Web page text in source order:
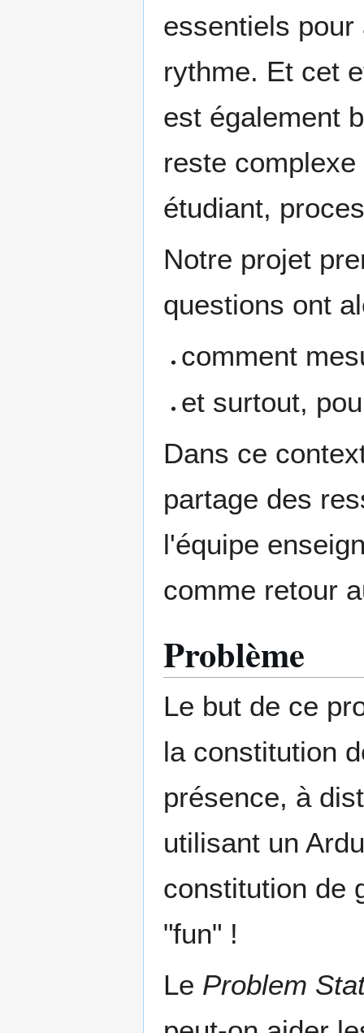
essentiels
rythme. Et cet
est également
reste
étudiant,
Notre projet
questions ont
comment
et surtout,
Dans ce
partage des
l'équipe
comme retour
Problème
Le but de ce
la constitution
présence, à
utilisant un
constitution de
"fun" !
Le Problem